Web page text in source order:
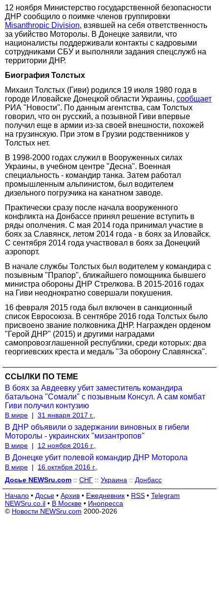
12 ноября Министерство государственной безопасности
ДНР сообщило о поимке членов группировки
Misanthropic Division, взявшей на себя ответственность
за убийство Моторолы. В Донецке заявили, что
националисты поддерживали контакты с кадровыми
сотрудниками СБУ и выполняли задания спецслужб на
территории ДНР.
Биография Толстых
Михаил Толстых (Гиви) родился 19 июля 1980 года в
городе Иловайске Донецкой области Украины, сообщает
РИА "Новости". По данным агентства, сам Толстых
говорил, что он русский, а позывной Гиви впервые
получил еще в армии из-за своей внешности, похожей
на грузинскую. При этом в Грузии родственников у
Толстых нет.
В 1998-2000 годах служил в Вооруженных силах
Украины, в учебном центре "Десна". Военная
специальность - командир танка. Затем работал
промышленным альпинистом, был водителем
дизельного погрузчика на канатном заводе.
Практически сразу после начала вооруженного
конфликта на Донбассе принял решение вступить в
ряды ополчения. С мая 2014 года принимал участие в
боях за Славянск, летом 2014 года - в боях за Иловайск.
С сентября 2014 года участвовал в боях за Донецкий
аэропорт.
В начале службы Толстых был водителем у командира с
позывным "Прапор", ближайшего помощника бывшего
министра обороны ДНР Стрелкова. В 2015-2016 годах
на Гиви неоднократно совершали покушения.
16 февраля 2015 года был включен в санкционный
список Евросоюза. В сентябре 2016 года Толстых было
присвоено звание полковника ДНР. Награжден орденом
"Герой ДНР" (2015) и другими наградами
самопровозглашенной республики, среди которых: два
георгиевских креста и медаль "За оборону Славянска".
ССЫЛКИ ПО ТЕМЕ
В боях за Авдеевку убит заместитель командира
батальона "Сомали" с позывным Консул. А сам комбат
Гиви получил контузию
В мире | 31 января 2017 г.,
В ДНР объявили о задержании виновных в гибели
Моторолы - украинских "мизантропов"
В мире | 12 ноября 2016 г.,
В Донецке убит полевой командир ДНР Моторола
В мире |
16 октября 2016 г.,
Досье NEWSru.com :: СНГ :: Украина :: Донбасс
Начало • Досье • Архив • Ежедневник • RSS • Telegram
NEWSru.co.il • В Москве • Инопресса
© Новости NEWSru.com 2000-2026